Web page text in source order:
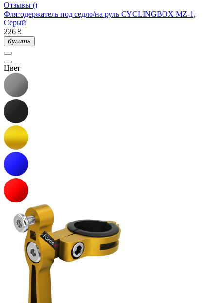
Отзывы ()
Флягодержатель под седло/на руль CYCLINGBOX MZ-1,
Серый
226 ₴
Купить
Цвет